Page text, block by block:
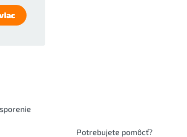
Potrebujete pomôcť?